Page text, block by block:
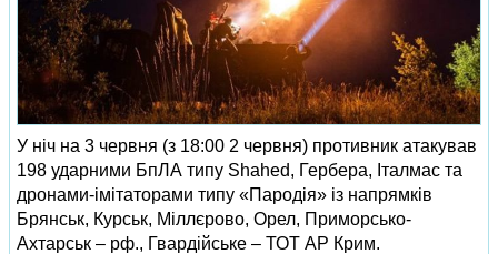
У ніч на 3 червня (з 18:00 2 червня) противник атакував
198 ударними БпЛА типу Shahed, Гербера, Італмас та
дронами-імітаторами типу «Пародія» із напрямків
Брянськ, Курськ, Міллєрово, Орел, Приморсько-
Ахтарськ – рф., Гвардійське – ТОТ АР Крим.